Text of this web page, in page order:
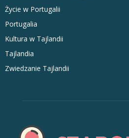
Życie w Portugalii
Portugalia
Kultura w Tajlandii
Tajlandia
Zwiedzanie Tajlandii